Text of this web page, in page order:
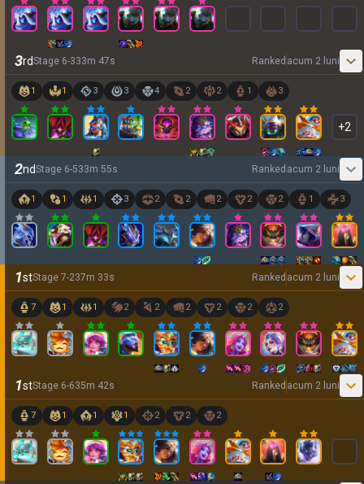
3rdStage 6-333m 47s Ranked acum 2 luni
1 1 3 3 4 2 2 1 3
+2
2ndStage 6-533m 55s Ranked acum 2 luni
1 1 1 3 2 2 2 2 2 1 3
1stStage 7-237m 33s Ranked acum 2 luni
7 1 1 2 2 2 2 2 2
1stStage 6-635m 42s Ranked acum 2 luni
7 1 1 1 2 2 2